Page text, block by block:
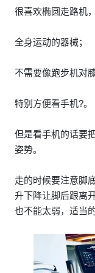
很喜欢椭圆走路机
全身运动的器械；
不需要像跑步机对
特别方便看手机?。
但是看手机的话要
姿势。
走的时候要注意脚
升下降让脚后跟离
也不能太弱，适当